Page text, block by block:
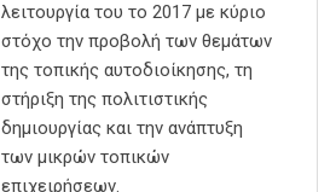
λειτουργία του το 2017 με κύριο
στόχο την προβολή των θεμάτων
της τοπικής αυτοδιοίκησης, τη
στήριξη της πολιτιστικής
δημιουργίας και την ανάπτυξη
των μικρών τοπικών
επιχειρήσεων.